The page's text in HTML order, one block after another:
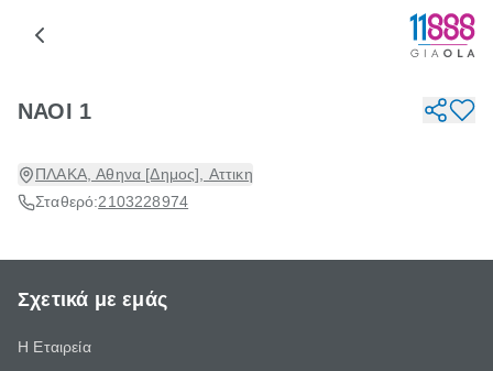
ΝΑΟΙ 1
ΠΛΑΚΑ, Αθηνα [Δημος], Αττικη
Σταθερό:2103228974
Σχετικά με εμάς
Η Εταιρεία